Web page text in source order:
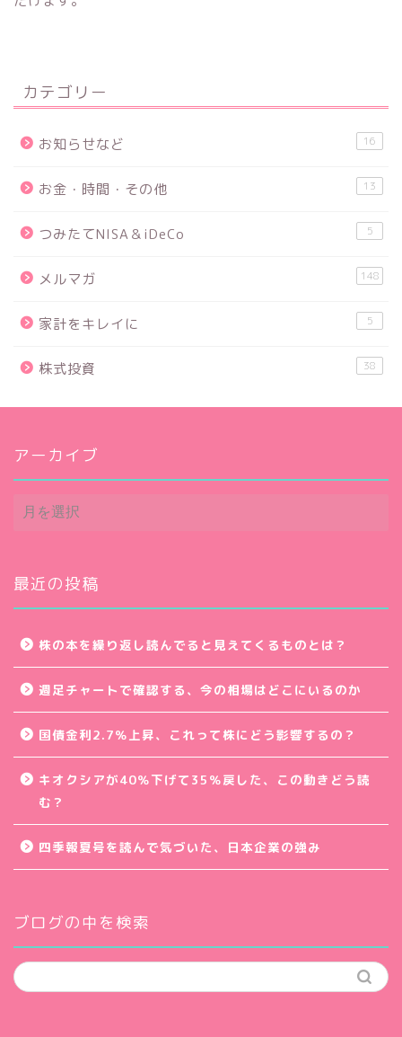
カテゴリー
お知らせなど 16
お金・時間・その他 13
つみたてNISA＆iDeCo 5
メルマガ 148
家計をキレイに 5
株式投資 38
アーカイブ
ア
ー
ブ
最近の投稿
株の本を繰り返し読んでると見えてくるものとは？
週足チャートで確認する、今の相場はどこにいるのか
国債金利2.7％上昇、これって株にどう影響するの？
キオクシアが40％下げて35％戻した、この動きどう読
む？
四季報夏号を読んで気づいた、日本企業の強み
ブログの中を検索